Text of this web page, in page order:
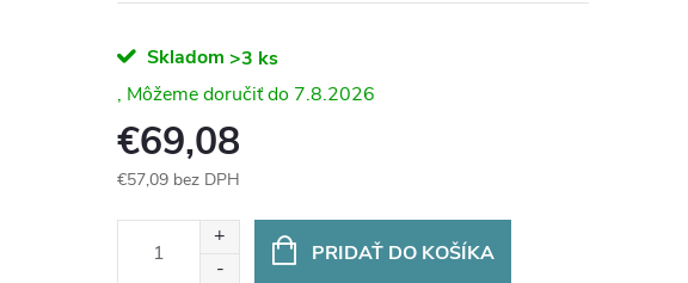
Skladom >3 ks
7.8.2026
€69,08
€57,09 bez DPH
PRIDAŤ DO KOŠÍKA